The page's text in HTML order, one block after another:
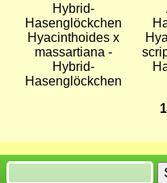
Hyacinthoides x
massartiana -
Hybrid-
Hasenglöckchen
1
Suche